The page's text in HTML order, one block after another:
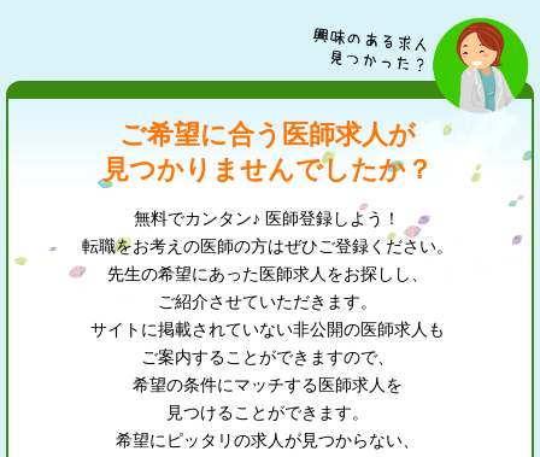
ご希望に合う医師求人が
見つかりませんでしたか？
無料でカンタン♪ 医師登録しよう！
転職をお考えの医師の方はぜひご登録ください。
先生の希望にあった医師求人をお探しし、
ご紹介させていただきます。
サイトに掲載されていない非公開の医師求人も
ご案内することができますので、
希望の条件にマッチする医師求人を
見つけることができます。
希望にピッタリの求人が見つからない、